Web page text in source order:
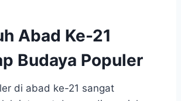
Abad Ke-21
Budaya Populer
di abad ke-21 sangat